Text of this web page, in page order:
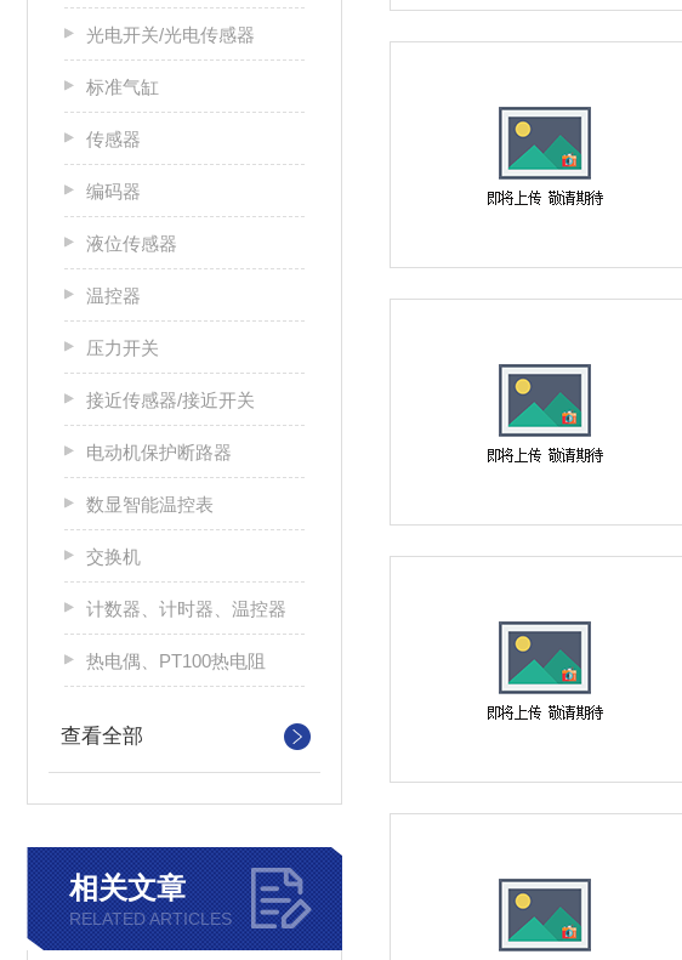
光电开关/光电传感器
标准气缸
传感器
编码器
液位传感器
温控器
压力开关
接近传感器/接近开关
电动机保护断路器
数显智能温控表
交换机
计数器、计时器、温控器
热电偶、PT100热电阻
查看全部
相关文章
RELATED ARTICLES